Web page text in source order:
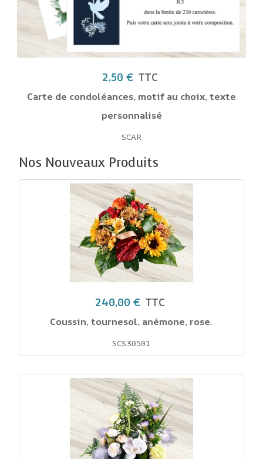
2,50 € TTC
Carte de condoléances, motif au choix, texte
personnalisé
SCAR
Nos Nouveaux Produits
240,00 € TTC
Coussin, tournesol, anémone, rose.
SCS30501